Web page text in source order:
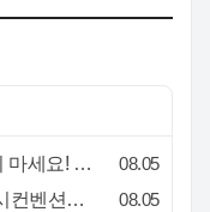
행사기획자 취업, 이런 회사는 가지 마세요! 신입이 꼭 알아야 할 5가지 기준[이벤트산업 팩트체크#3]
08.05
부산컨벤션산업협회, 싱가포르전시컨벤션협회(SACEOS)와 업무협약 체결… 아시아 마이스 협력 확대
08.05